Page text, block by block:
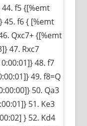
f5 {[%emt
45. f6 { [%emt
Qxc7+ {[%emt
47. Rxc7
48. f7
49. f8=Q
50. Qa3
51. Ke3
} 52. Kd4